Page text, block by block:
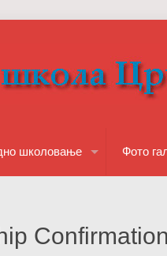
школовање Фото
Confirmation